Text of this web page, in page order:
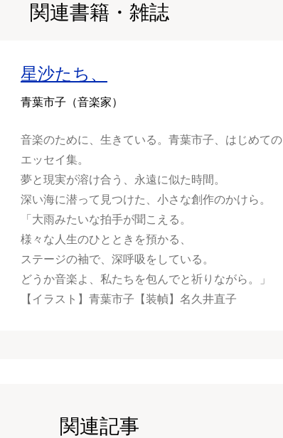
関連書籍・雑誌
星沙たち、
青葉市子（音楽家）
音楽のために、生きている。青葉市子、はじめての
エッセイ集。
夢と現実が溶け合う、永遠に似た時間。
深い海に潜って見つけた、小さな創作のかけら。
「大雨みたいな拍手が聞こえる。
様々な人生のひとときを預かる、
ステージの袖で、深呼吸をしている。
どうか音楽よ、私たちを包んでと祈りながら。」
【イラスト】青葉市子【装幀】名久井直子
関連記事